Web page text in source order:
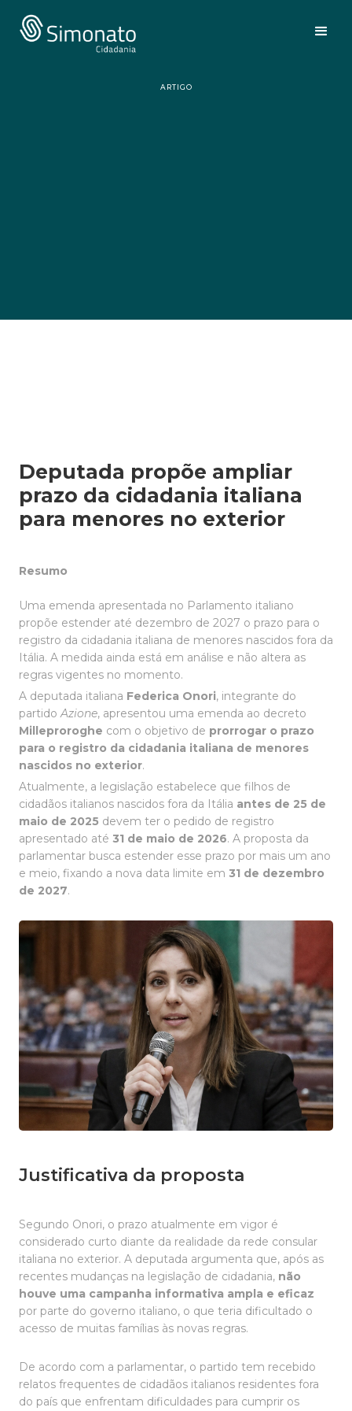
ARTIGO
Deputada propõe ampliar
prazo da cidadania italiana
para menores no exterior
Resumo
Uma emenda apresentada no Parlamento italiano
propõe estender até dezembro de 2027 o prazo para o
registro da cidadania italiana de menores nascidos fora da
Itália. A medida ainda está em análise e não altera as
regras vigentes no momento.
A deputada italiana Federica Onori, integrante do
partidoAzione, apresentou uma emenda ao decreto
Milleproroghe com o objetivo de prorrogar o prazo
para o registro da cidadania italiana de menores
nascidos no exterior.
Atualmente, a legislação estabelece que filhos de
cidadãos italianos nascidos fora da Itália antes de 25 de
maio de 2025 devem ter o pedido de registro
apresentado até 31 de maio de 2026. A proposta da
parlamentar busca estender esse prazo por mais um ano
e meio, fixando a nova data limite em 31 de dezembro
de 2027.
Justificativa da proposta
Segundo Onori, o prazo atualmente em vigor é
considerado curto diante da realidade da rede consular
italiana no exterior. A deputada argumenta que, após as
recentes mudanças na legislação de cidadania, não
houve uma campanha informativa ampla e eficaz
por parte do governo italiano, o que teria dificultado o
acesso de muitas famílias às novas regras.
De acordo com a parlamentar, o partido tem recebido
relatos frequentes de cidadãos italianos residentes fora
do país que enfrentam dificuldades para cumprir os